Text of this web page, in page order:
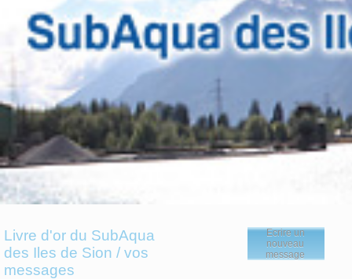
Livre d'or du SubAqua
des Iles de Sion / vos
messages
Ecrire un
nouveau
message